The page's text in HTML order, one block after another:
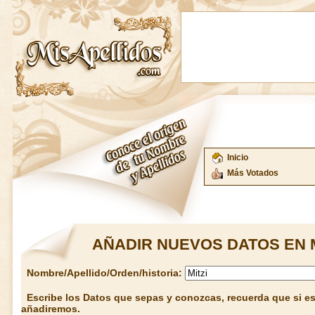
Inicio
Más Votados
AÑADIR NUEVOS DATOS EN
Nombre/Apellido/Orden/historia:
Escribe los Datos que sepas y conozcas, recuerda que si
añadiremos.